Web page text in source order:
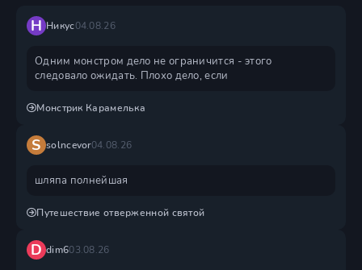
Н Никус04.08.26
Одним монстром дело не ограничится - этого
следовало ожидать. Плохо дело, если
Монстрик Карамелька
S solncevor04.08.26
шляпа полнейшая
Путешествие отверженной святой
D dim603.08.26